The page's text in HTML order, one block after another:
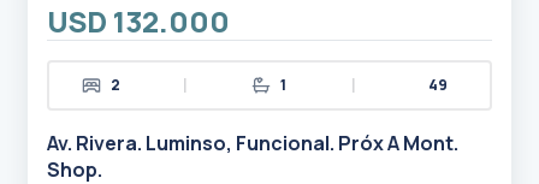
USD 132.000
2 | 1 | 49
Av. Rivera. Luminso, Funcional. Próx A Mont.
Shop.